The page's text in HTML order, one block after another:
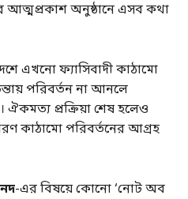
আত্মপ্রকাশ অনুষ্ঠানে এসব কথা
এখনো ফ্যাসিবাদী কাঠামো
পরিবর্তন না আনলে
ঐকমত্য প্রক্রিয়া শেষ হলেও
কাঠামো পরিবর্তনের আগ্রহ
-এর বিষয়ে কোনো ‘নোট অব